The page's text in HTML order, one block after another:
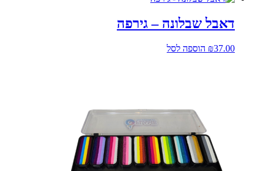
דאבל שבלונה – גירפה
₪37.00 הוספה לסל